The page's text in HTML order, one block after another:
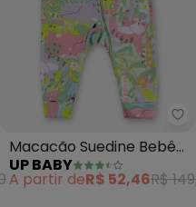
- Macacão Básico
Macacão Suedine Bebê
Menina (Verde)
UP BABY
A partir deR$ 52,46R$